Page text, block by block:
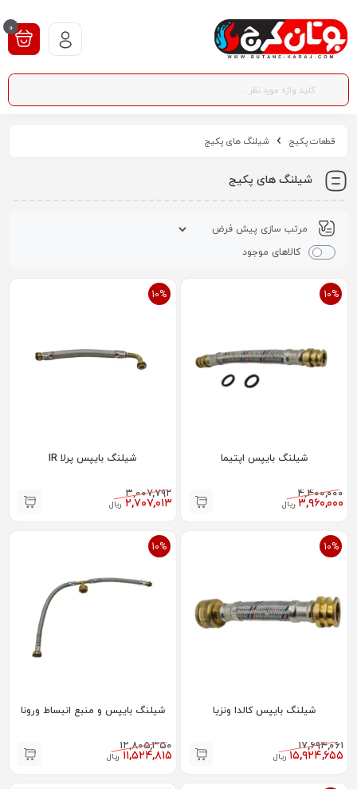
0
قطعات پکیج شیلنگ های پکیج
شیلنگ های پکیج
کالاهای موجود
10%
شیلنگ بایپس اپتیما
۴,۴۰۰,۰۰۰
۳,۹۶۰,۰۰۰ ریال
10%
شیلنگ بایپس پرلا IR
۳,۰۰۷,۷۹۲
۲,۷۰۷,۰۱۳ ریال
10%
شیلنگ بایپس کالدا ونزیا
۱۷,۶۹۴,۰۶۱
۱۵,۹۲۴,۶۵۵ ریال
10%
شیلنگ بایپس و منبع انبساط ورونا
۱۲,۸۰۵,۳۵۰
۱۱,۵۲۴,۸۱۵ ریال